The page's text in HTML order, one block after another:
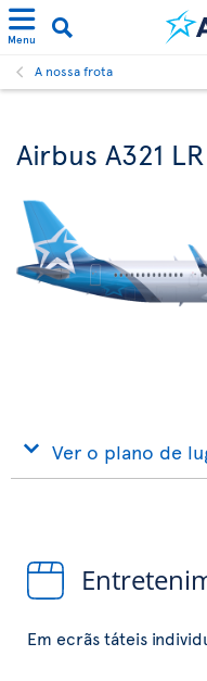
Menu
A nossa frota
Airbus A321 LR
Ver o plano de
Em ecrãs táteis